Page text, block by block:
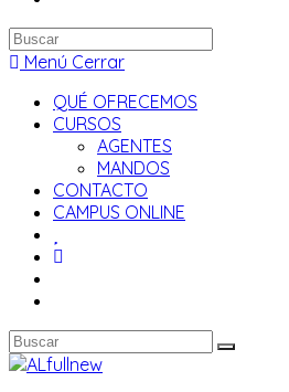
Buscar
en
web
Menú Cerrar
QUÉ OFRECEMOS
CURSOS
AGENTES
MANDOS
CONTACTO
CAMPUS ONLINE